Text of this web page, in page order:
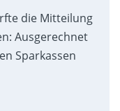
die Mitteilung
Ausgerechnet
Sparkassen